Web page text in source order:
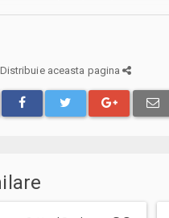
Kiseleff 32, Sector 1,
cu 30 de minute înainte de
Distribuie aceasta pagina